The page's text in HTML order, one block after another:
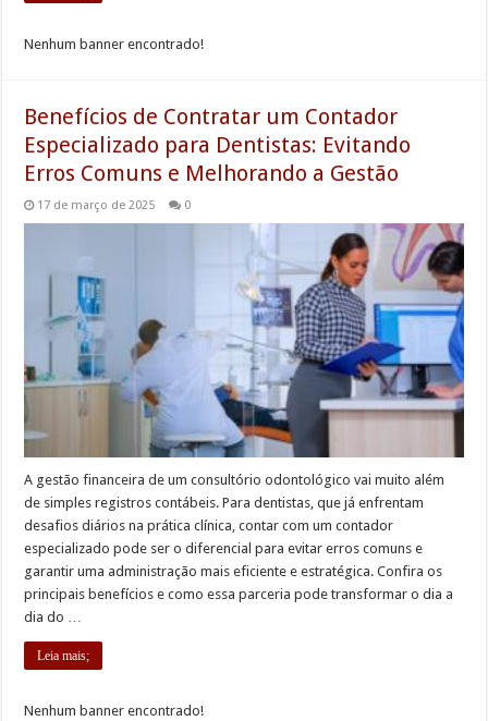
Nenhum banner encontrado!
Benefícios de Contratar um Contador
Especializado para Dentistas: Evitando
Erros Comuns e Melhorando a Gestão
17 de março de 2025 0
A gestão financeira de um consultório odontológico vai muito além
de simples registros contábeis. Para dentistas, que já enfrentam
desafios diários na prática clínica, contar com um contador
especializado pode ser o diferencial para evitar erros comuns e
garantir uma administração mais eficiente e estratégica. Confira os
principais benefícios e como essa parceria pode transformar o dia a
dia do …
Leia mais;
Nenhum banner encontrado!